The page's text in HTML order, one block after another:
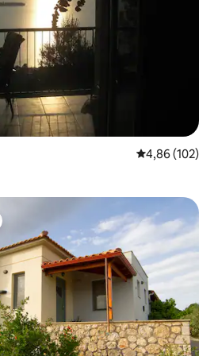
Gemiddelde
4,86 (102)